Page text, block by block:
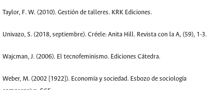
Taylor, F. W. (2010). Gestión de talleres. KRK Ediciones.
Univazo, S. (2018, septiembre). Créele: Anita Hill. Revista con la A, (59), 1-3.
Wajcman, J. (2006). El tecnofeminismo. Ediciones Cátedra.
Weber, M. (2002 [1922]). Economía y sociedad. Esbozo de sociología